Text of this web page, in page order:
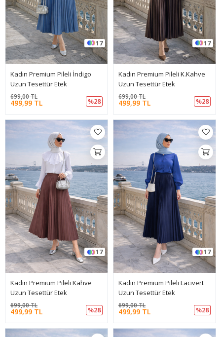
17
Kadın Premium Pileli İndigo
Uzun Tesettür Etek
499,99 TL
699,00 TL
%28
17
Kadın Premium Pileli K.Kahve
Uzun Tesettür Etek
499,99 TL
699,00 TL
%28
17
Kadın Premium Pileli Kahve
Uzun Tesettür Etek
499,99 TL
699,00 TL
%28
17
Kadın Premium Pileli Lacivert
Uzun Tesettür Etek
499,99 TL
699,00 TL
%28